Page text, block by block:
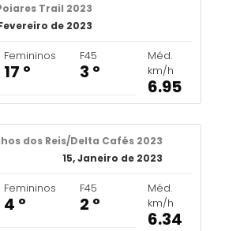
Trail 2023
de 2023
Femininos
17 º
F45
3 º
Méd.
km/h
6.95
dos Reis/Delta Cafés 2023
15, Janeiro de 2023
Femininos
4 º
F45
2 º
Méd.
km/h
6.34